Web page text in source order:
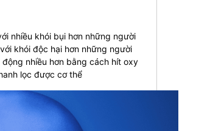
nhiều khói bụi hơn những người
khói độc hại hơn những người
nhiều hơn bằng cách hít oxy
lọc được cơ thể